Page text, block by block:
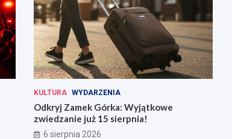
KULTURA WYDARZENIA
Odkryj Zamek Górka: Wyjątkowe
zwiedzanie już 15 sierpnia!
6 sierpnia 2026